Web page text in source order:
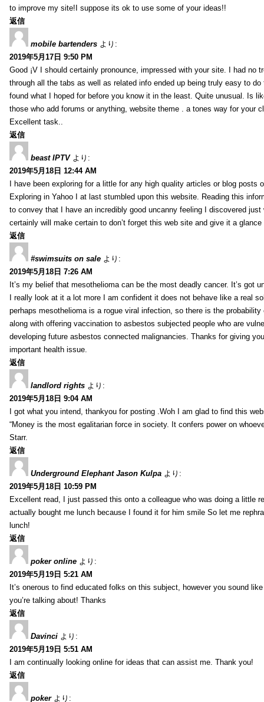
to improve my site!I suppose its ok to use some of your ideas!!
返信
mobile bartenders より:
2019年5月17日 9:50 PM
Good ¡V I should certainly pronounce, impressed with your site. I had no
through all the tabs as well as related info ended up being truly easy to
found what I hoped for before you know it in the least. Quite unusual. Is
those who add forums or anything, website theme . a tones way for your
Excellent task..
返信
beast IPTV より:
2019年5月18日 12:44 AM
I have been exploring for a little for any high quality articles or blog posts
Exploring in Yahoo I at last stumbled upon this website. Reading this
to convey that I have an incredibly good uncanny feeling I discovered
certainly will make certain to don’t forget this web site and give it a
返信
#swimsuits on sale より:
2019年5月18日 7:26 AM
It’s my belief that mesothelioma can be the most deadly cancer. It’s got
I really look at it a lot more I am confident it does not behave like a real
perhaps mesothelioma is a rogue viral infection, so there is the
along with offering vaccination to asbestos subjected people who are
developing future asbestos connected malignancies. Thanks for giving
important health issue.
返信
landlord rights より:
2019年5月18日 9:04 AM
I got what you intend, thankyou for posting .Woh I am glad to find this
“Money is the most egalitarian force in society. It confers power on
Starr.
返信
Underground Elephant Jason Kulpa より:
2019年5月18日 10:59 PM
Excellent read, I just passed this onto a colleague who was doing a little
actually bought me lunch because I found it for him smile So let me
lunch!
返信
poker online より:
2019年5月19日 5:21 AM
It’s onerous to find educated folks on this subject, however you sound
you’re talking about! Thanks
返信
Davinci より:
2019年5月19日 5:51 AM
I am continually looking online for ideas that can assist me. Thank you!
返信
poker より: